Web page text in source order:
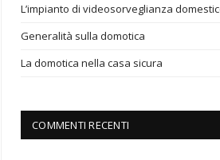
L’impianto di videosorveglianza
Generalità sulla domotica
La domotica nella casa sicura
COMMENTI RECENTI